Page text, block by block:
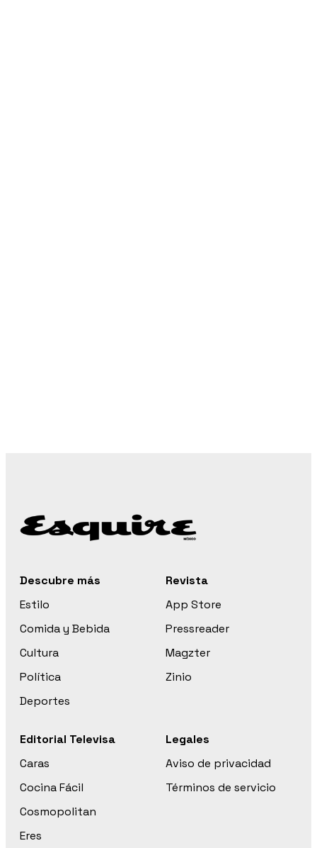
Descubre más
Estilo
Comida y Bebida
Cultura
Política
Deportes
Revista
App Store
Pressreader
Magzter
Zinio
Editorial Televisa
Caras
Cocina Fácil
Cosmopolitan
Eres
Legales
Aviso de privacidad
Términos de servicio